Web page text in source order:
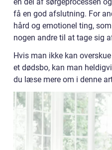
en del af sørgeprocessen
få en god afslutning. For
hård og emotionel ting,
nogen andre til at tage sig
Hvis man ikke kan
et dødsbo, kan man
du læse mere om i denne